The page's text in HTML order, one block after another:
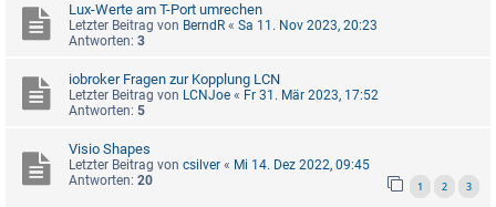
Lux-Werte am T-Port umrechen
Letzter Beitrag von BerndR « Sa 11. Nov 2023, 20:23
Antworten: 3
iobroker Fragen zur Kopplung LCN
Letzter Beitrag von LCNJoe « Fr 31. Mär 2023, 17:52
Antworten: 5
Visio Shapes
Letzter Beitrag von csilver « Mi 14. Dez 2022, 09:45
Antworten: 20 1 2 3